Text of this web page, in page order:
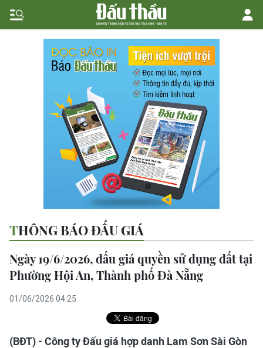
THÔNG BÁO ĐẤU GIÁ
Ngày 19/6/2026, đấu giá quyền sử dụng đất tại
Phường Hội An, Thành phố Đà Nẵng
01/06/2026 04:25
(BĐT) - Công ty Đấu giá hợp danh Lam Sơn Sài Gòn